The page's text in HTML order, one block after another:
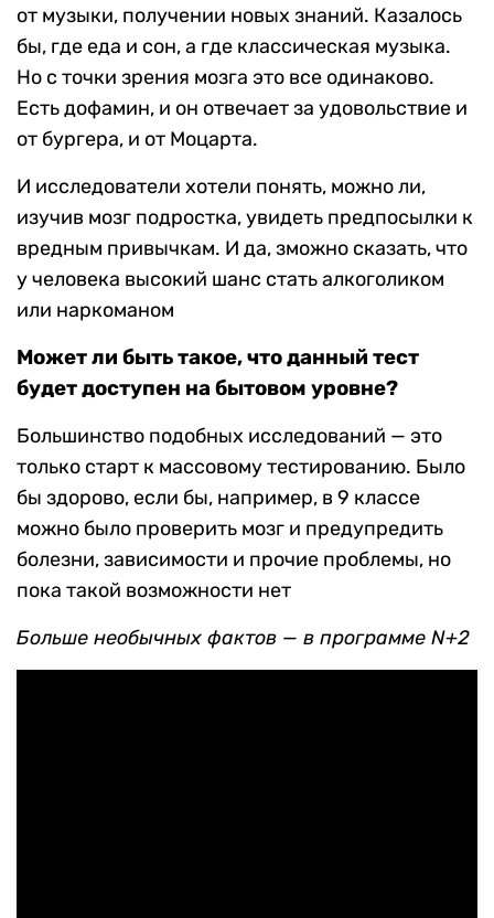
от музыки, получении новых знаний. Казалось
бы, где еда и сон, а где классическая музыка.
Но с точки зрения мозга это все одинаково.
Есть дофамин, и он отвечает за удовольствие и
от бургера, и от Моцарта.
И исследователи хотели понять, можно ли,
изучив мозг подростка, увидеть предпосылки к
вредным привычкам. И да, зможно сказать, что
у человека высокий шанс стать алкоголиком
или наркоманом
Может ли быть такое, что данный тест
будет доступен на бытовом уровне?
Большинство подобных исследований — это
только старт к массовому тестированию. Было
бы здорово, если бы, например, в 9 классе
можно было проверить мозг и предупредить
болезни, зависимости и прочие проблемы, но
пока такой возможности нет
Больше необычных фактов — в программе N+2